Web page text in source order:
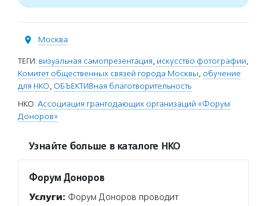
Москва
ТЕГИ: визуальная самопрезентация, искусство фотографии,
Комитет общественных связей города Москвы, обучение
для НКО, ОБЪЕКТИВная благотворительность
НКО: Ассоциация грантодающих организаций «Форум
Доноров»
Узнайте больше в каталоге НКО
Форум Доноров
Услуги: Форум Доноров проводит